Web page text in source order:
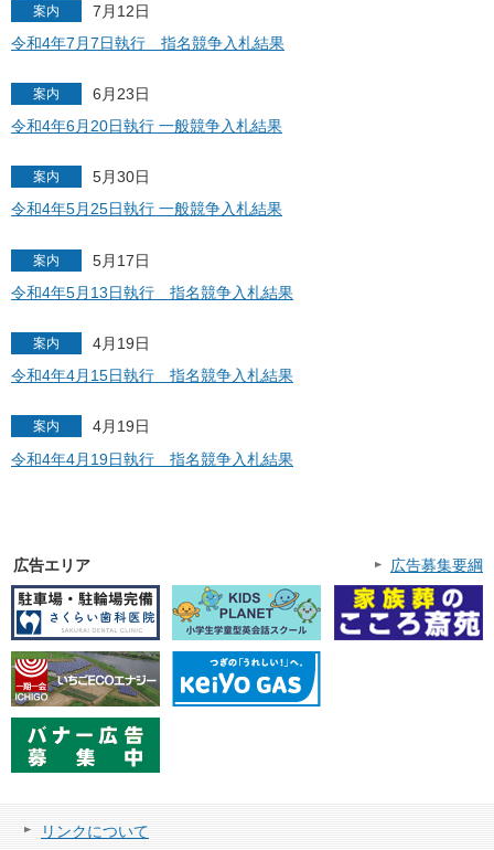
案内
7月12日
令和4年7月7日執行 指名競争入札結果
案内
6月23日
令和4年6月20日執行 一般競争入札結果
案内
5月30日
令和4年5月25日執行 一般競争入札結果
案内
5月17日
令和4年5月13日執行 指名競争入札結果
案内
4月19日
令和4年4月15日執行 指名競争入札結果
案内
4月19日
令和4年4月19日執行 指名競争入札結果
広告エリア 広告募集要綱
リンクについて